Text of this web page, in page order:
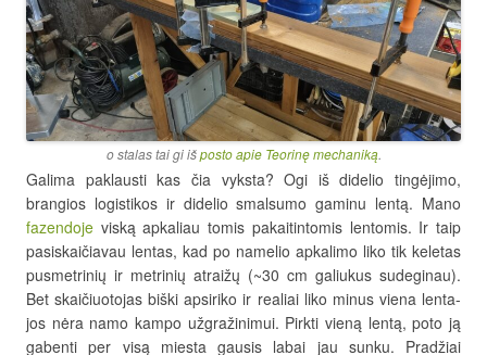
o stalas tai gi išposto apie Teorinę mechaniką.
Galima paklausti kas čia vyksta? Ogi iš didelio tingėjimo,
brangios logistikos ir didelio smalsumo gaminu lentą. Mano
fazendoje viską apkaliau tomis pakaitintomis lentomis. Ir taip
pasiskaičiavau lentas, kad po namelio apkalimo liko tik keletas
pusmetrinių ir metrinių atraižų (~30 cm galiukus sudeginau).
Bet skaičiuotojas biški apsiriko ir realiai liko minus viena lenta-
jos nėra namo kampo užgražinimui. Pirkti vieną lentą, poto ją
gabenti per visą miesta gausis labai jau sunku. Pradžiai